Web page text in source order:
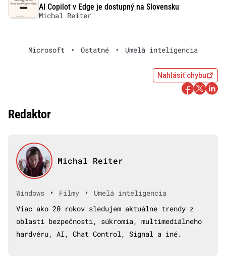
AI Copilot v Edge je dostupný na Slovensku
Michal Reiter
Microsoft • Ostatné • Umelá inteligencia
Nahlásiť chybu
Redaktor
Michal Reiter
Windows • Filmy •
Umelá inteligencia
Viac ako 20 rokov sledujem aktuálne trendy z
oblasti bezpečnosti, súkromia, multimediálneho
hardvéru, AI, Chat Control, Signal a iné.